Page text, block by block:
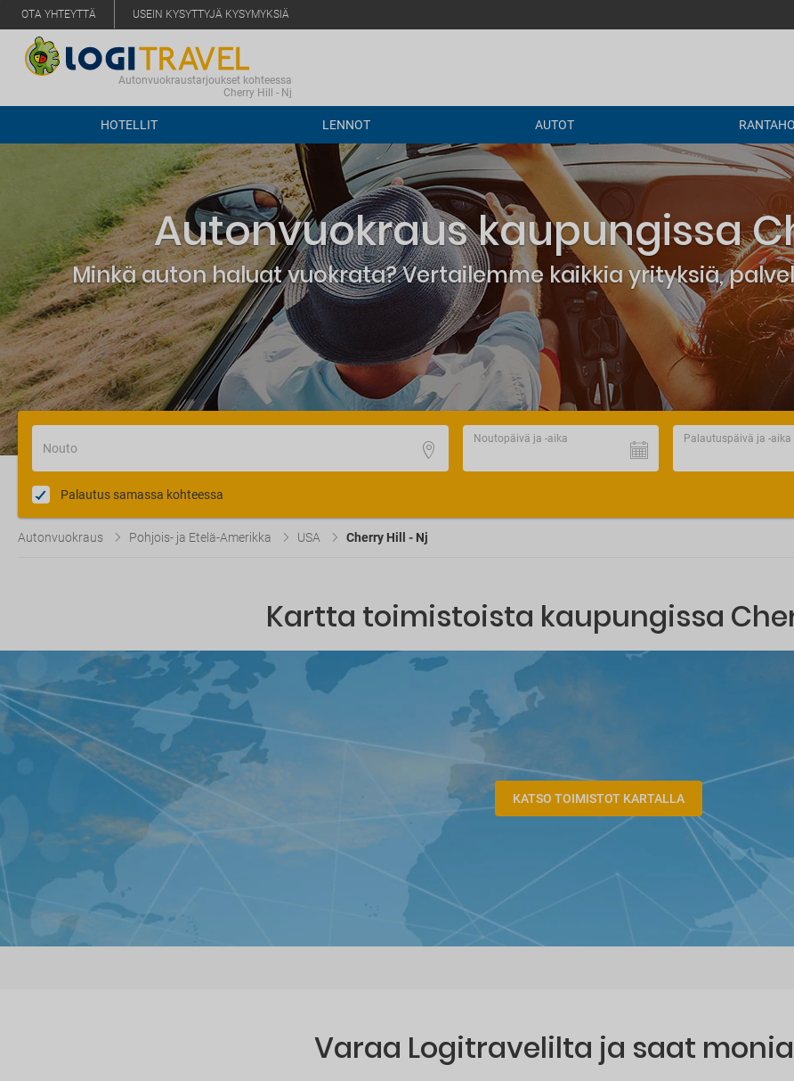
OTA YHTEYTTÄ USEIN KYSYTTYJÄ KYSYMYKSIÄ
Autonvuokraustarjoukset kohteessa
Cherry Hill - Nj
HOTELLIT LENNOT AUTOT
Autonvuokraus kaupungissa
Minkä auton haluat vuokrata? Vertailemme kaikkia yrityksiä,
Nouto
Noutopäivä ja -aika Palautuspäivä ja -aika
Palautus samassa kohteessa
Autonvuokraus Pohjois- ja Etelä-Amerikka USA Cherry Hill - Nj
Kartta toimistoista kaupungissa
KATSO TOIMISTOT KARTALLA
Varaa Logitravelilta ja saat